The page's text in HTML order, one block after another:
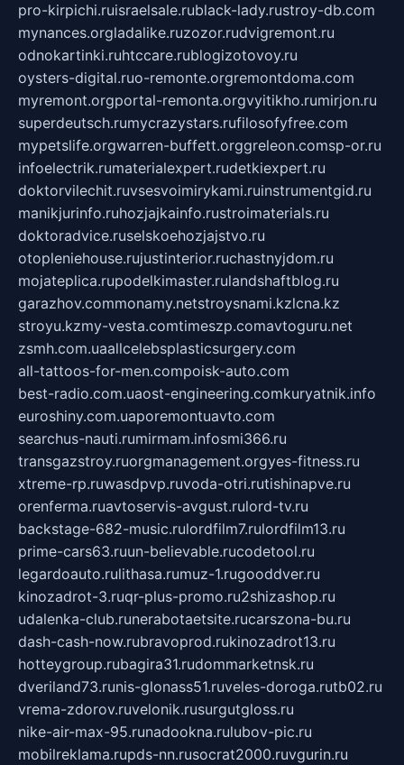
pro-kirpichi.ruisraelsale.rublack-lady.rustroy-db.com
mynances.orgladalike.ruzozor.rudvigremont.ru
odnokartinki.ruhtccare.rublogizotovoy.ru
oysters-digital.ruo-remonte.orgremontdoma.com
myremont.orgportal-remonta.orgvyitikho.rumirjon.ru
superdeutsch.rumycrazystars.rufilosofyfree.com
mypetslife.orgwarren-buffett.orggreleon.comsp-or.ru
infoelectrik.rumaterialexpert.rudetkiexpert.ru
doktorvilechit.ruvsesvoimirykami.ruinstrumentgid.ru
manikjurinfo.ruhozjajkainfo.rustroimaterials.ru
doktoradvice.ruselskoehozjajstvo.ru
otopleniehouse.rujustinterior.ruchastnyjdom.ru
mojateplica.rupodelkimaster.rulandshaftblog.ru
garazhov.commonamy.netstroysnami.kzlcna.kz
stroyu.kzmy-vesta.comtimeszp.comavtoguru.net
zsmh.com.uaallcelebsplasticsurgery.com
all-tattoos-for-men.compoisk-auto.com
best-radio.com.uaost-engineering.comkuryatnik.info
euroshiny.com.uaporemontuavto.com
searchus-nauti.rumirmam.infosmi366.ru
transgazstroy.ruorgmanagement.orgyes-fitness.ru
xtreme-rp.ruwasdpvp.ruvoda-otri.rutishinapve.ru
orenferma.ruavtoservis-avgust.rulord-tv.ru
backstage-682-music.rulordfilm7.rulordfilm13.ru
prime-cars63.ruun-believable.rucodetool.ru
legardoauto.rulithasa.rumuz-1.rugooddver.ru
kinozadrot-3.ruqr-plus-promo.ru2shizashop.ru
udalenka-club.runerabotaetsite.rucarszona-bu.ru
dash-cash-now.rubravoprod.rukinozadrot13.ru
hotteygroup.rubagira31.rudommarketnsk.ru
dveriland73.runis-glonass51.ruveles-doroga.rutb02.ru
vrema-zdorov.ruvelonik.rusurgutgloss.ru
nike-air-max-95.runadookna.rulubov-pic.ru
mobilreklama.rupds-nn.rusocrat2000.ruvgurin.ru